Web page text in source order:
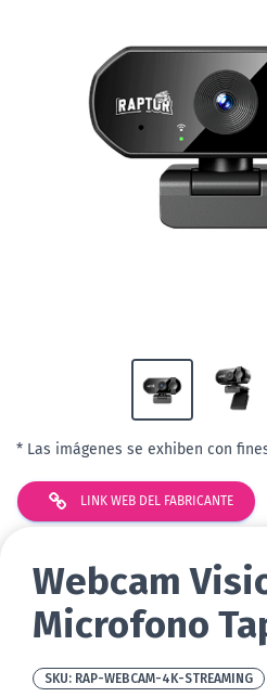
* Las imágenes se exhiben con
LINK WEB DEL FABRICANTE
Webcam
Microfono
RAP-WEBCAM-4K-STREAMING